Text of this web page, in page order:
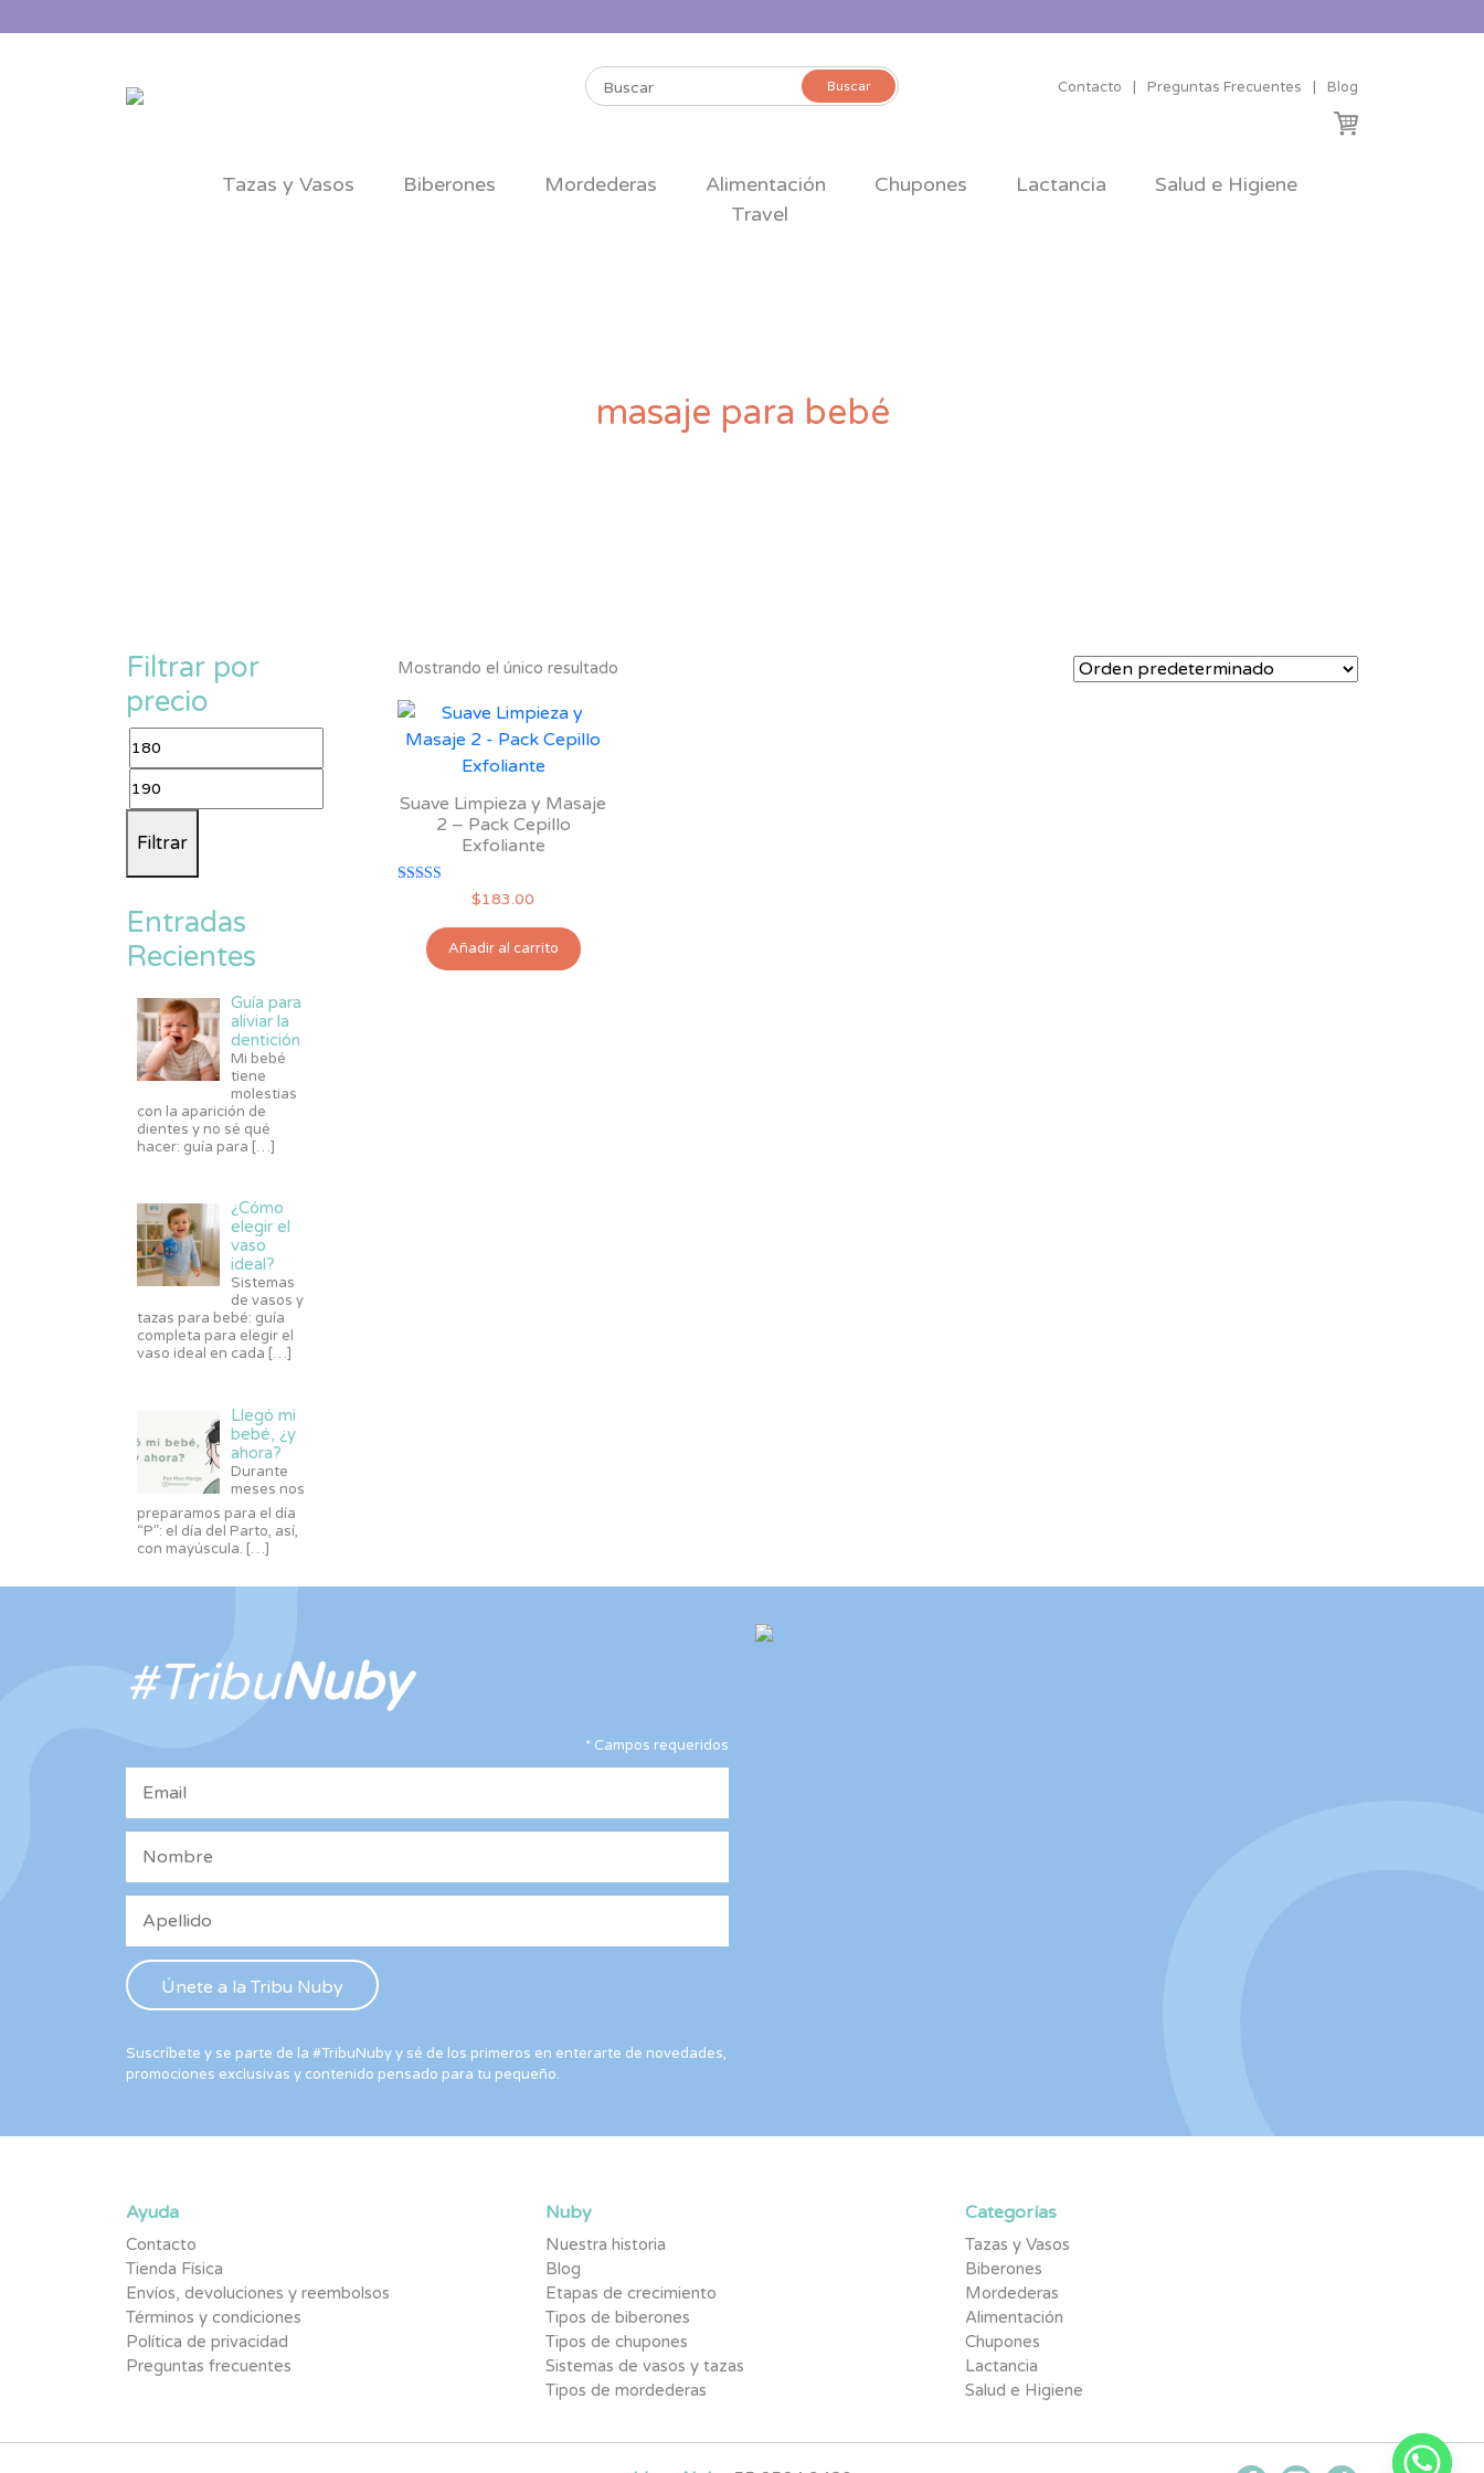
Buscar
Buscar Contacto Preguntas Frecuentes Blog
Tazas y Vasos Biberones Mordederas Alimentación Chupones Lactancia
Salud e Higiene
Travel
masaje para bebé
Mostrando el único resultado
Suave Limpieza y Masaje
2 – Pack Cepillo
Exfoliante
Valorado con
de 5
$183.00
Añadir al carrito
Filtrar por
precio
Precio
mínimo
Precio
Filtrar
Entradas
Recientes
Guía para
aliviar la
dentición
Mi bebé
tiene
molestias
con la aparición de
dientes y no sé qué
hacer: guía para […]
¿Cómo
elegir el
vaso
ideal?
Sistemas
de vasos y
tazas para bebé: guía
completa para elegir el
vaso ideal en cada […]
Llegó mi
bebé, ¿y
ahora?
Durante
meses nos
preparamos para el día
“P”: el día del Parto, así,
con mayúscula. […]
#TribuNuby
* Campos requeridos
Suscríbete y se parte de la #TribuNuby y sé de los primeros en enterarte de novedades,
promociones exclusivas y contenido pensado para tu pequeño.
Ayuda
Contacto
Tienda Física
Envíos, devoluciones y reembolsos
Términos y condiciones
Política de privacidad
Preguntas frecuentes
Nuby
Nuestra historia
Blog
Etapas de crecimiento
Tipos de biberones
Tipos de chupones
Sistemas de vasos y tazas
Tipos de mordederas
Categorías
Tazas y Vasos
Biberones
Mordederas
Alimentación
Chupones
Lactancia
Salud e Higiene